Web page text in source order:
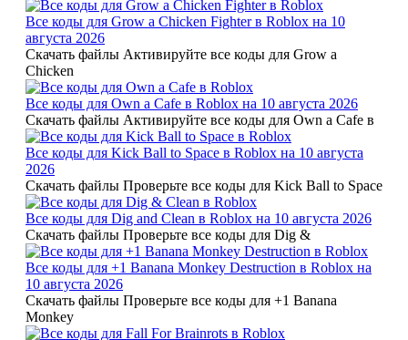
Все коды для Grow a Chicken Fighter в Roblox на 10
августа 2026
Скачать файлы Активируйте все коды для Grow a
Chicken
Все коды для Own a Cafe в Roblox на 10 августа 2026
Скачать файлы Активируйте все коды для Own a Cafe в
Все коды для Kick Ball to Space в Roblox на 10 августа
2026
Скачать файлы Проверьте все коды для Kick Ball to Space
Все коды для Dig and Clean в Roblox на 10 августа 2026
Скачать файлы Проверьте все коды для Dig &
Все коды для +1 Banana Monkey Destruction в Roblox на
10 августа 2026
Скачать файлы Проверьте все коды для +1 Banana
Monkey